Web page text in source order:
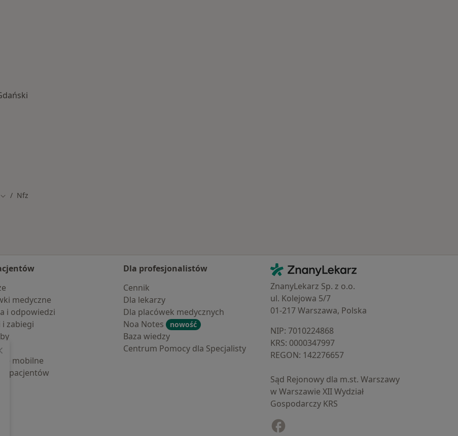
Zmień miasto
Nfz
medyczne
i odpowiedzi
i zabiegi
mobilne
pacjentów
Dla profesjonalistów
Cennik
Dla lekarzy
Dla placówek medycznych
Noa Notes
nowość
Baza wiedzy
Centrum Pomocy dla Specjalisty
Kontakt
ZnanyLekarz - Strona główna
ZnanyLekarz Sp. z o.o.
ul. Kolejowa 5/7
01-217 Warszawa, Polska
NIP: ⁠7010224868
KRS: ⁠0000347997
REGON: ⁠142276657
Sąd Rejonowy dla m.st. Warszawy
w Warszawie XII Wydział
Gospodarczy KRS